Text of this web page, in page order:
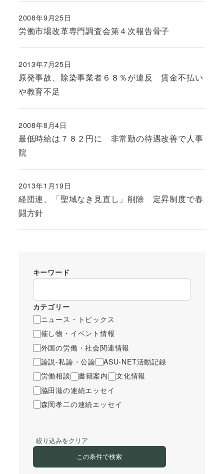
労働市場改革専門調査会第４次報告骨子
投稿日
2008年9月25日
原発事故、除染事業者６８％が違反 賃金不払い
や教育不足
投稿日
2013年7月25日
最低時給は７８２円に 非常勤の待遇改善で人事
院
投稿日
2008年8月4日
経団連、「聖域なき見直し」削除 定昇制度で春
闘方針
投稿日
2013年1月19日
キーワード
カテゴリー
ニュース・トピックス
催し物・イベント情報
外国の労働・社会関連情報
論説-私論・公論
ASU-NET活動記録
労働相談
書籍案内
文化情報
脇田滋の連続エッセイ
森岡孝二の連続エッセイ
絞り込みをクリア
この条件で検索